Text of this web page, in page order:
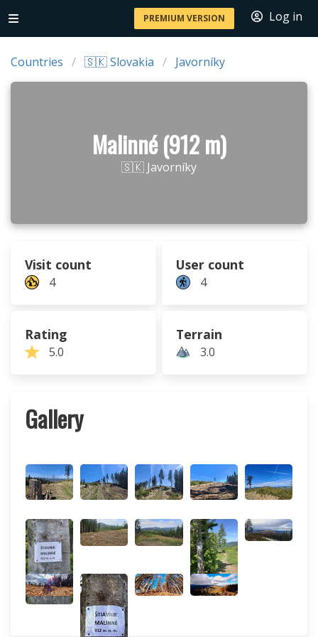
PREMIUM VERSION Log in
Countries 🇸🇰 Slovakia Javorníky
Malinné (912 m)
🇸🇰 Javorníky
Visit count
4
User count
4
Rating
5.0
Terrain
3.0
Gallery